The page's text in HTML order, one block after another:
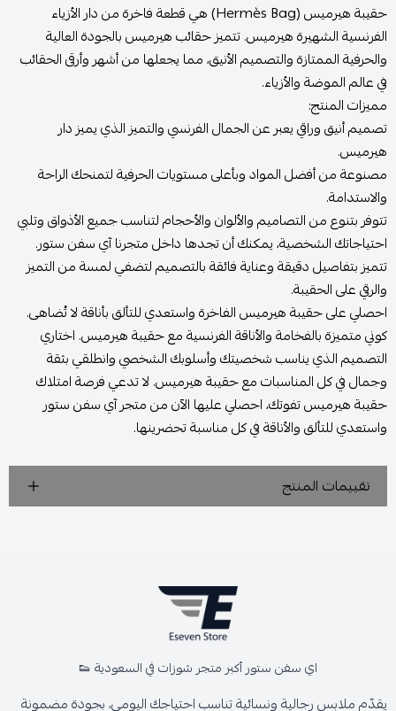
حقيبة هيرميس (Hermès Bag) هي قطعة فاخرة من دار الأزياء
الفرنسية الشهيرة هيرميس. تتميز حقائب هيرميس بالجودة العالية
والحرفية الممتازة والتصميم الأنيق، مما يجعلها من أشهر وأرقى الحقائب
في عالم الموضة والأزياء.
مميزات المنتج:
تصميم أنيق وراقي يعبر عن الجمال الفرنسي والتميز الذي يميز دار
هيرميس.
مصنوعة من أفضل المواد وبأعلى مستويات الحرفية لتمنحك الراحة
والاستدامة.
تتوفر بتنوع من التصاميم والألوان والأحجام لتناسب جميع الأذواق وتلبي
احتياجاتك الشخصية، يمكنك أن تجدها داخل متجرنا آي سفن ستور.
تتميز بتفاصيل دقيقة وعناية فائقة بالتصميم لتضفي لمسة من التميز
والرقي على الحقيبة.
احصلي على حقيبة هيرميس الفاخرة واستعدي للتألق بأناقة لا تُضاهى.
كوني متميزة بالفخامة والأناقة الفرنسية مع حقيبة هيرميس. اختاري
التصميم الذي يناسب شخصيتك وأسلوبك الشخصي وانطلقي بثقة
وجمال في كل المناسبات مع حقيبة هيرميس. لا تدعي فرصة امتلاك
حقيبة هيرميس تفوتك، احصلي عليها الآن من متجر آي سفن ستور
واستعدي للتألق والأناقة في كل مناسبة تحضرينها.
تقييمات المنتج
اي سفن ستور أكبر متجر شوزات في السعودية 👟
يقدّم ملابس رجالية ونسائية تناسب احتياجك اليومي، بجودة مضمونة